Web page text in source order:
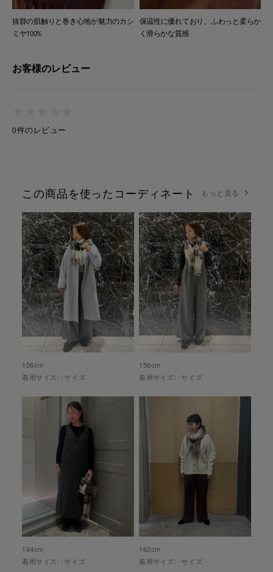
抜群の肌触りと巻き心地が魅力のカシ
ミヤ100%
保温性に優れており、ふわっと柔らか
く滑らかな質感
お客様のレビュー
0件のレビュー
この商品を使ったコーディネート もっと見る
156cm
着用サイズ: -サイズ
156cm
着用サイズ: -サイズ
164cm
着用サイズ: -サイズ
162cm
着用サイズ: -サイズ